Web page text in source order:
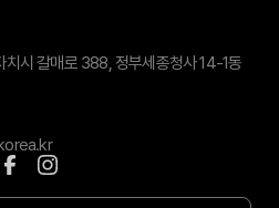
치시 갈매로 388, 정부세종청사 14-1동